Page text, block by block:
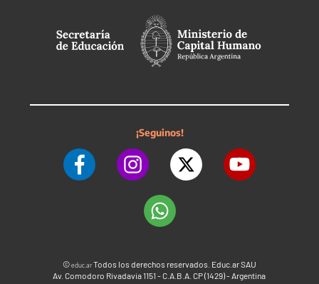
¡Seguinos!
©educ.arTodos los derechos reservados. Educ.ar SAU
Av. Comodoro Rivadavia 1151 - C.A.B.A. CP (1429) - Argentina